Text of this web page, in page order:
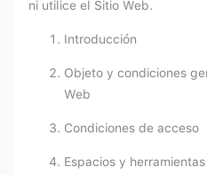
ni utilice el Sitio Web.
Introducción
Objeto y condiciones
Web
Condiciones de acceso
Espacios y